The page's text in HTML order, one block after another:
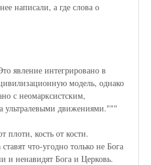
написали, а где слова о
явление интегрировано в
модель, однако
с неомарксистским,
ультралевыми движениями."""
плоти, кость от кости.
что-угодно только не Бога
и ненавидят Бога и Церковь.